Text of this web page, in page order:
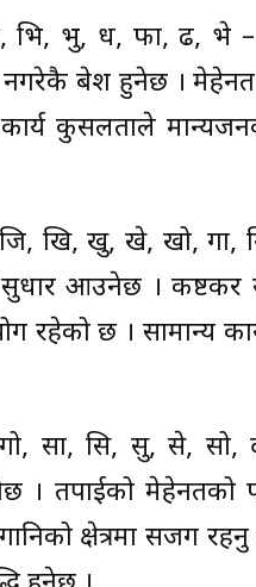
भु, ध, फा, ढ, भे –
नगरेकै बेश हुनेछ ।
कुसलताले
खि, खु, खे, खो, गा,
सुधार आउनेछ ।
रहेको छ । सामान्य
सा, सि, सु, से, सो,
। तपाईको
क्षेत्रमा सजग